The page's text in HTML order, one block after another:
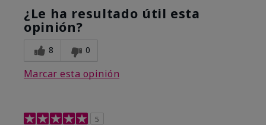
¿Le ha resultado útil esta
opinión?
8 0
Marcar esta opinión
5